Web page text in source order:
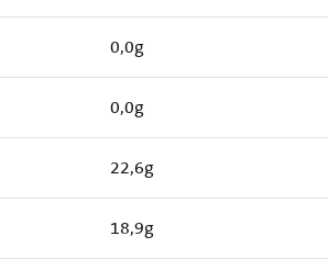
0,0g
0,0g
22,6g
18,9g